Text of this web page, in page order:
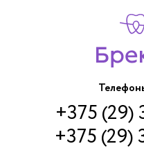
+375
+375 (29)